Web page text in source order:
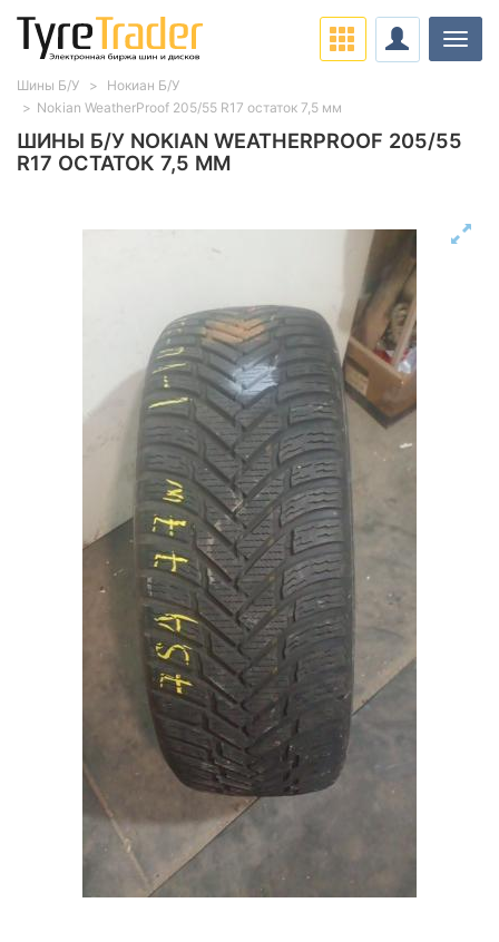
ШИНЫ Б/У NOKIAN WEATHERPROOF 205/55
R17 ОСТАТОК 7,5 ММ
Шины Б/У
Нокиан Б/У
Nokian WeatherProof 205/55 R17 остаток 7,5 мм